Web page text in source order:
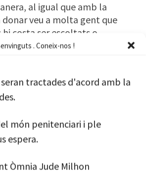
. Coneix-nos !
seran tractades d'acord amb la
món penitenciari i ple
espera.
Òmnia Jude Milhon
al igual que amb la
veu a molta gent que
hi costa ser escoltats o
se i fer veure als de fora
els diferents
publicades, així que si
llegir la edició que
se, és pot llegir en